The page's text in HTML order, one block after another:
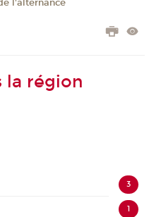
l'alternance
la région
3
1